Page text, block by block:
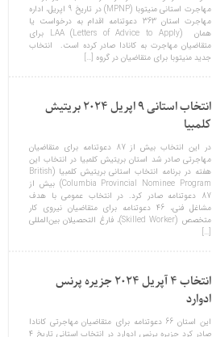
مهاجرت استانی منیتوبا (MPNP) در تاریخ 9 اپریل، اداره
مهاجرت استان 363 دعوتنامه اقدام به درخواست یا
همان LAA (Letters of Advice to Apply) برای
متقاضیان مهاجرت به کانادا صادر کرده است. انتخاب
جدید منیتوبا برای متقاضیان در گروه […]
انتخاب استانی 9 اپریل 2024 بریتیش
کلمبیا
در این انتخاب بیش از 87 دعوتنامه برای متقاضیان
مهاجرتی صادر شد استان بریتیش کلمبیا در انتخاب این
هفته در برنامه انتخاب استانی بریتیش کلمبیا (British
Columbia Provincial Nominee Program) بیش از
87 دعوتنامه صادر کرد. در انتخاب عمومی با هدف
مشاغل فنی، 46 دعوتنامه برای متقاضیان نیروی کار
متخصص (Skilled Worker)، فارغ التحصیلان بین‌المللی
[…]
انتخاب 4 آپریل 2024 جزیره پرنس
ادوارد
این استان 66 دعوتنامه برای متقاضیان مهاجرتی کانادا
صادر کرد جزیره پرنس ادوارد در انتخاب استانی تاریخ 4